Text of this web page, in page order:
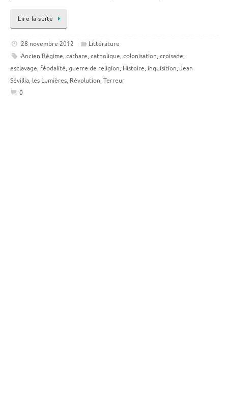
Lire la suite
28 novembre 2012
Littérature
Ancien Régime, cathare, catholique, colonisation, croisade,
esclavage, féodalité, guerre de religion, Histoire, inquisition, Jean
Sévillia, les Lumières, Révolution, Terreur
0